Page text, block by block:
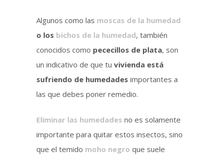
Algunos como las moscas de la humedad
o los bichos de la humedad, también
conocidos como pececillos de plata, son
un indicativo de que tu vivienda está
sufriendo de humedades importantes a
las que debes poner remedio.
Eliminar las humedades no es solamente
importante para quitar estos insectos, sino
que el temido moho negro que suele